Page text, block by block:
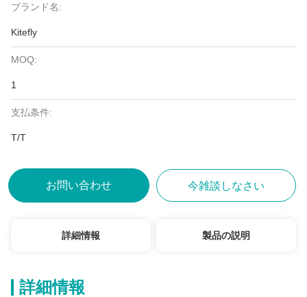
ブランド名:
Kitefly
MOQ:
1
支払条件:
T/T
お問い合わせ 今雑談しなさい
詳細情報 製品の説明
詳細情報